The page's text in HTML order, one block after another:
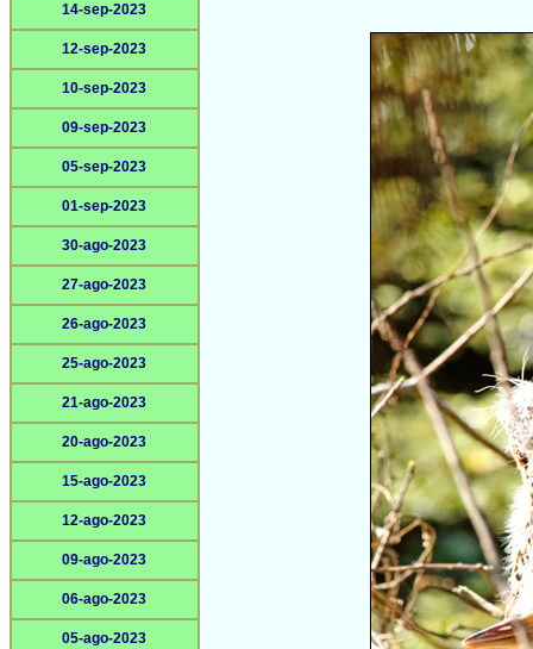
14-sep-2023
12-sep-2023
10-sep-2023
09-sep-2023
05-sep-2023
01-sep-2023
30-ago-2023
27-ago-2023
26-ago-2023
25-ago-2023
21-ago-2023
20-ago-2023
15-ago-2023
12-ago-2023
09-ago-2023
06-ago-2023
05-ago-2023